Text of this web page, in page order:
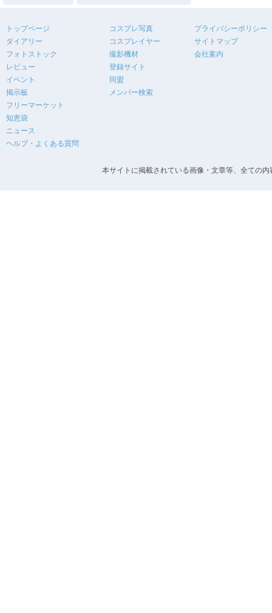
トップページ
ダイアリー
フォトストック
レビュー
イベント
掲示板
フリーマーケット
知恵袋
ニュース
ヘルプ・よくある質問
コスプレ写真
コスプレイヤー
撮影機材
登録サイト
同盟
メンバー検索
プライバシーポリシー
サイトマップ
会社案内
本サイトに掲載されている画像・文章等、全ての